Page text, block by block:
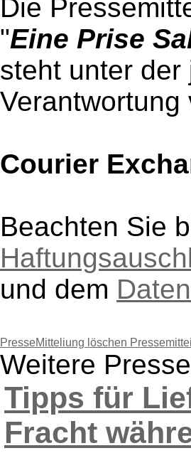
Die
"Eine Prise
steht unter
Verantwortung
Courier
Beachten Sie
und dem
PresseMitteliung löschen
Weitere
Tipps für
Fracht